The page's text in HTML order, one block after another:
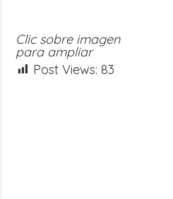
Clic sobre imagen
para ampliar
Post Views: 83